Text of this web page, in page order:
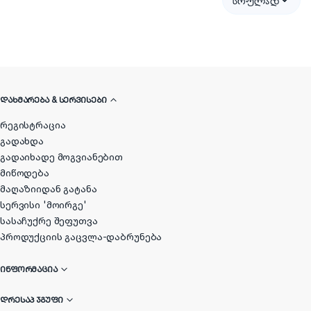
მოდელი უბრალოდ დასატესტად გამოიწერო. შეკვეთას
ᲓᲐᲮᲛᲐᲠᲔᲑᲐ & ᲡᲔᲠᲕᲘᲡᲔᲑᲘ
რეგისტრაცია
გადახდა
გადაიხადე მოგვიანებით
მიწოდება
მაღაზიიდან გატანა
სერვისი 'მოირგე'
სასაჩუქრე შეფუთვა
პროდუქციის გაცვლა-დაბრუნება
ᲘᲜᲤᲝᲠᲛᲐᲪᲘᲐ
ᲓᲠᲔᲡᲐᲞ ᲯᲒᲣᲤᲘ